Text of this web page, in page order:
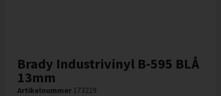
Brady Industrivinyl B-595 BLÅ
13mm
Artikelnummer 173219